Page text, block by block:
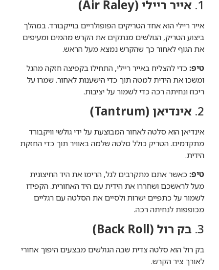
אייר ריילי (Air Raley)
אייר ריילי הוא אחד הטריקים הפופולריים בוייקבורד. במהלך
ביצוע הטריק, הגולשים מנתקים את הקרש מהמים ומעיפים
את הגוף לאחור כך שהקרש נמצא מעל הראש.
טיפ:כדי להצליח באייר ריילי, התחילו בקפיצה חזקה מהגל
ומשכו את הידית למטה תוך כדי הישענות לאחור. שמרו על
ריכוז ונחיתה רכה כדי לשמור על יציבות.
2. אינדיאן (Tantrum)
אינדיאן הוא סלטה לאחור המבוצעת על ידי גולשי וויקבורד
מתקדמים. הטריק כולל סלטה שלמה באוויר תוך כדי החזקת
הידית.
טיפ:כאשר אתם מתקרבים לגל, הרימו את היד החיצונית
מעל לראשכם ושחררו את הידית עם היד האחורית. הקפידו
לשמור על כתפיים ישרות ולסיים את הסלטה עם רגליים
מכופפות לנחיתה רכה.
3. בק רול (Back Roll)
בק רול הוא סלטה צדית שבה הגולשים מבצעים היפוך אחורי
לאורך ציר הקרש.